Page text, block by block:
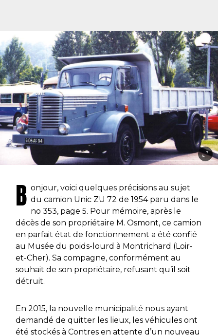
B onjour, voici quelques précisions au sujet
du camion Unic ZU 72 de 1954 paru dans le
no 353, page 5. Pour mémoire, après le
décès de son propriétaire M. Osmont, ce camion
en parfait état de fonctionnement a été confié
au Musée du poids-lourd à Montrichard (Loir-
et-Cher). Sa compagne, conformément au
souhait de son propriétaire, refusant qu’il soit
détruit.
En 2015, la nouvelle municipalité nous ayant
demandé de quitter les lieux, les véhicules ont
été stockés à Contres en attente d’un nouveau